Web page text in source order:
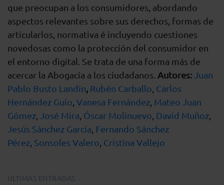
que preocupan a los consumidores, abordando
aspectos relevantes sobre sus derechos, formas de
articularlos, normativa é incluyendo cuestiones
novedosas como la protección del consumidor en
el entorno digital. Se trata de una forma más de
acercar la Abogacía a los ciudadanos. Autores: Juan
Pablo Busto Landín, Rubén Carballo Carlos
Hernández Guío Vanesa Fernández Mateo Juan
Gómez
José Mira Óscar Molinuevo David Muñoz
Jesús Sánchez García Fernando Sánchez
Pérez Sonsoles Valero Cristina Vallejo
ULTIMAS ENTRADAS